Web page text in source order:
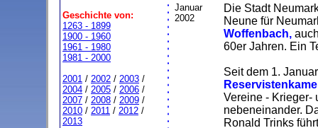
Geschichte von:
1263 - 1899
1900 - 1960
1961 - 1980
1981 - 2000
2001 / 2002 / 2003 /
2004 / 2005 / 2006 /
2007 / 2008 / 2009 /
2010 / 2011 / 2012 /
2013
Januar
2002
Die Stadt
Neune für
Woffenbach,
60er Jahren. Ein
Seit dem 1.
Vereine - Krieger-
nebeneinander.
Ronald Trinks